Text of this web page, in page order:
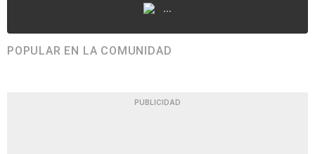
...
POPULAR EN LA COMUNIDAD
PUBLICIDAD